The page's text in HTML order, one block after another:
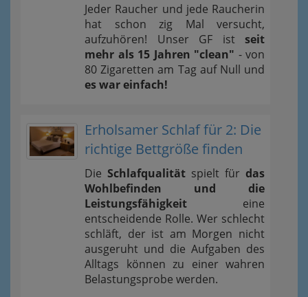
Jeder Raucher und jede Raucherin
hat schon zig Mal versucht,
aufzuhören! Unser GF ist seit
mehr als 15 Jahren "clean" - von
80 Zigaretten am Tag auf Null und
es war einfach!
Erholsamer Schlaf für 2: Die
richtige Bettgröße finden
Die Schlafqualität spielt für das
Wohlbefinden und die
Leistungsfähigkeit eine
entscheidende Rolle. Wer schlecht
schläft, der ist am Morgen nicht
ausgeruht und die Aufgaben des
Alltags können zu einer wahren
Belastungsprobe werden.